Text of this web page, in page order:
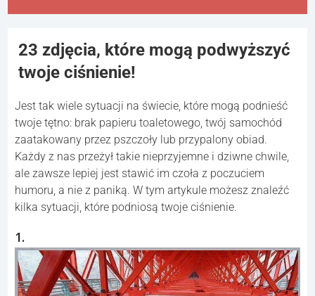
23 zdjęcia, które mogą podwyższyć
twoje ciśnienie!
Jest tak wiele sytuacji na świecie, które mogą podnieść
twoje tętno: brak papieru toaletowego, twój samochód
zaatakowany przez pszczoły lub przypalony obiad.
Każdy z nas przeżył takie nieprzyjemne i dziwne chwile,
ale zawsze lepiej jest stawić im czoła z poczuciem
humoru, a nie z paniką. W tym artykule możesz znaleźć
kilka sytuacji, które podniosą twoje ciśnienie.
1.